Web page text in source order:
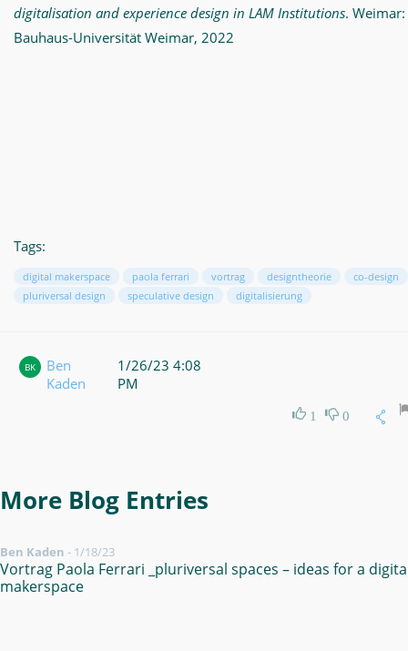
digitalisation and experience design in LAM Institutions. Weimar:
Bauhaus-Universität Weimar, 2022
Tags:
digital makerspace paola ferrari vortrag designtheorie
co-design
pluriversal design
speculative design digitalisierung
BK
Ben
Kaden
1/26/23 4:08
PM
1 0
More Blog Entries
Ben Kaden - 1/18/23
Vortrag Paola Ferrari _pluriversal spaces – ideas for a
makerspace